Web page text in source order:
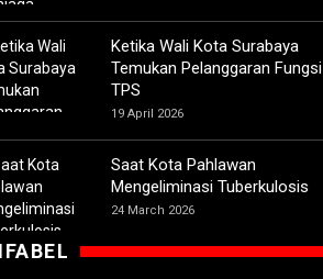
Ketika Wali Kota Surabaya
Temukan Pelanggaran Fungsi
TPS
19 April 2026
Saat Kota Pahlawan
Mengeliminasi Tuberkulosis
24 March 2026